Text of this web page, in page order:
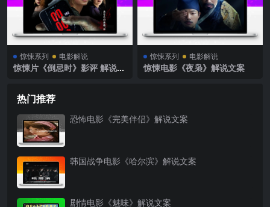
惊悚系列 电影解说
惊悚片《倒忌时》影评 解说素
惊悚系列 电影解说
惊悚电影《夜枭》解说文案
热门推荐
恐怖电影《完美伴侣》解说文案
韩国战争电影《哈尔滨》解说文案
剧情电影《魅味》解说文案